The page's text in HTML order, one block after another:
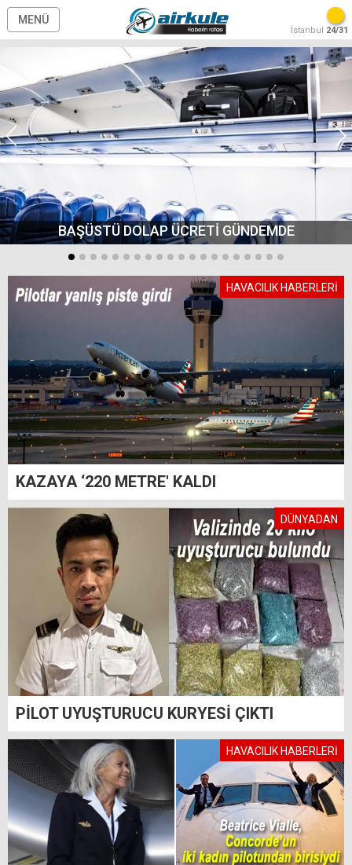
MENÜ
İstanbul 24/31
BAŞÜSTÜ DOLAP ÜCRETİ GÜNDEMDE
HAVACILIK HABERLERİ
KAZAYA ‘220 METRE' KALDI
DÜNYADAN
PİLOT UYUŞTURUCU KURYESİ ÇIKTI
HAVACILIK HABERLERİ